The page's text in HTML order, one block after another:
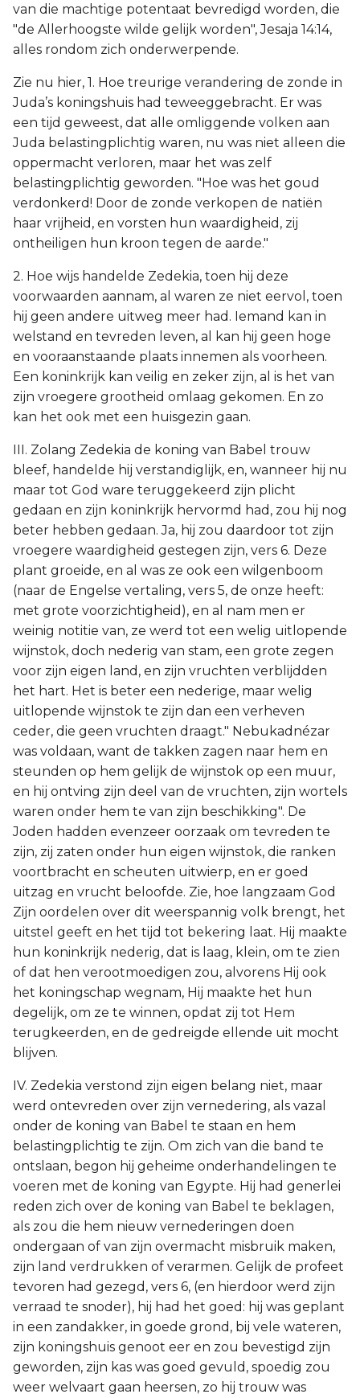
van die machtige potentaat bevredigd worden, die
"de Allerhoogste wilde gelijk worden", Jesaja 14:14,
alles rondom zich onderwerpende.
Zie nu hier, 1. Hoe treurige verandering de zonde in
Juda’s koningshuis had teweeggebracht. Er was
een tijd geweest, dat alle omliggende volken aan
Juda belastingplichtig waren, nu was niet alleen die
oppermacht verloren, maar het was zelf
belastingplichtig geworden. "Hoe was het goud
verdonkerd! Door de zonde verkopen de natiën
haar vrijheid, en vorsten hun waardigheid, zij
ontheiligen hun kroon tegen de aarde."
2. Hoe wijs handelde Zedekia, toen hij deze
voorwaarden aannam, al waren ze niet eervol, toen
hij geen andere uitweg meer had. Iemand kan in
welstand en tevreden leven, al kan hij geen hoge
en vooraanstaande plaats innemen als voorheen.
Een koninkrijk kan veilig en zeker zijn, al is het van
zijn vroegere grootheid omlaag gekomen. En zo
kan het ook met een huisgezin gaan.
III. Zolang Zedekia de koning van Babel trouw
bleef, handelde hij verstandiglijk, en, wanneer hij nu
maar tot God ware teruggekeerd zijn plicht
gedaan en zijn koninkrijk hervormd had, zou hij nog
beter hebben gedaan. Ja, hij zou daardoor tot zijn
vroegere waardigheid gestegen zijn, vers 6. Deze
plant groeide, en al was ze ook een wilgenboom
(naar de Engelse vertaling, vers 5, de onze heeft:
met grote voorzichtigheid), en al nam men er
weinig notitie van, ze werd tot een welig uitlopende
wijnstok, doch nederig van stam, een grote zegen
voor zijn eigen land, en zijn vruchten verblijdden
het hart. Het is beter een nederige, maar welig
uitlopende wijnstok te zijn dan een verheven
ceder, die geen vruchten draagt." Nebukadnézar
was voldaan, want de takken zagen naar hem en
steunden op hem gelijk de wijnstok op een muur,
en hij ontving zijn deel van de vruchten, zijn wortels
waren onder hem te van zijn beschikking". De
Joden hadden evenzeer oorzaak om tevreden te
zijn, zij zaten onder hun eigen wijnstok, die ranken
voortbracht en scheuten uitwierp, en er goed
uitzag en vrucht beloofde. Zie, hoe langzaam God
Zijn oordelen over dit weerspannig volk brengt, het
uitstel geeft en het tijd tot bekering laat. Hij maakte
hun koninkrijk nederig, dat is laag, klein, om te zien
of dat hen verootmoedigen zou, alvorens Hij ook
het koningschap wegnam, Hij maakte het hun
degelijk, om ze te winnen, opdat zij tot Hem
terugkeerden, en de gedreigde ellende uit mocht
blijven.
IV. Zedekia verstond zijn eigen belang niet, maar
werd ontevreden over zijn vernedering, als vazal
onder de koning van Babel te staan en hem
belastingplichtig te zijn. Om zich van die band te
ontslaan, begon hij geheime onderhandelingen te
voeren met de koning van Egypte. Hij had generlei
reden zich over de koning van Babel te beklagen,
als zou die hem nieuw vernederingen doen
ondergaan of van zijn overmacht misbruik maken,
zijn land verdrukken of verarmen. Gelijk de profeet
tevoren had gezegd, vers 6, (en hierdoor werd zijn
verraad te snoder), hij had het goed: hij was geplant
in een zandakker, in goede grond, bij vele wateren,
zijn koningshuis genoot eer en zou bevestigd zijn
geworden, zijn kas was goed gevuld, spoedig zou
weer welvaart gaan heersen, zo hij trouw was